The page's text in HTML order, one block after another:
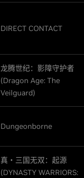
DIRECT CONTACT
龙腾世纪：影障守护者
(Dragon Age: The
Veilguard)
Dungeonborne
真・三国无双：起源
(DYNASTY WARRIORS: